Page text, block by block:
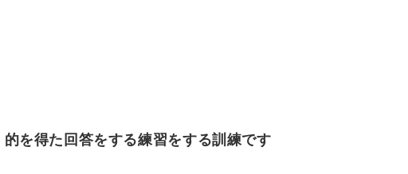
的を得た回答をする練習をする訓練です